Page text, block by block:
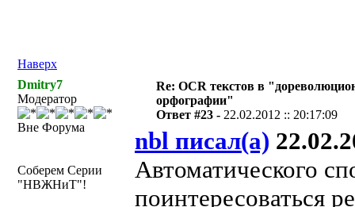
Наверх
Dmitry7
Модератор
Вне Форума
Соберем Серии
"НВЖНиТ"!
Re: OCR текстов в
орфографии"
Ответ #23 - 22.02.2012 :: 20:17:09
nbl писал(а)
Автоматического
поинтересоваться